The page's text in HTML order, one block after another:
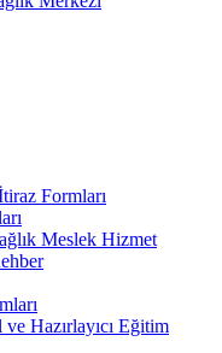
Formları
Meslek Hizmet
Hazırlayıcı Eğitim